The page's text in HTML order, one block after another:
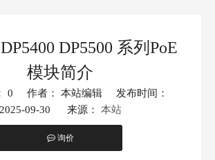
DP5500 系列PoE
模块简介
0 作者： 本站编辑 发布时间：
2025-09-30 来源： 本站
询价